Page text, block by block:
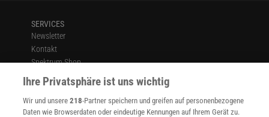
SERVICES
Newsletter
Kontakt
Spektrum Shop
Im Handel kaufen
Presse
Verträge kündigen
Ihre Privatsphäre ist uns wichtig
Wir und unsere218-Partner speichern und greifen auf personenbezogene
Daten wie Browserdaten oder eindeutige Kennungen auf Ihrem Gerät zu.